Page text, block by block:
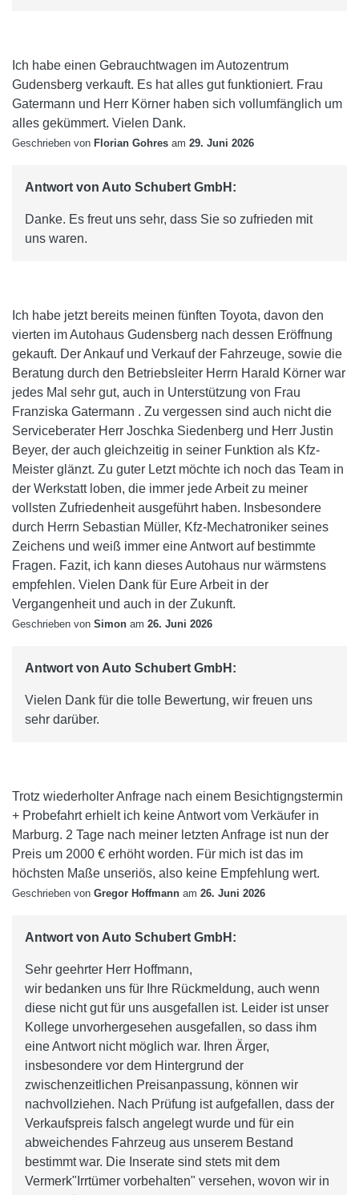
Ich habe einen Gebrauchtwagen im Autozentrum
Gudensberg verkauft. Es hat alles gut funktioniert. Frau
Gatermann und Herr Körner haben sich vollumfänglich um
alles gekümmert. Vielen Dank.
Geschrieben von Florian Gohres am 29. Juni 2026
Antwort von Auto Schubert GmbH:
Danke. Es freut uns sehr, dass Sie so zufrieden mit
uns waren.
Ich habe jetzt bereits meinen fünften Toyota, davon den
vierten im Autohaus Gudensberg nach dessen Eröffnung
gekauft. Der Ankauf und Verkauf der Fahrzeuge, sowie die
Beratung durch den Betriebsleiter Herrn Harald Körner war
jedes Mal sehr gut, auch in Unterstützung von Frau
Franziska Gatermann . Zu vergessen sind auch nicht die
Serviceberater Herr Joschka Siedenberg und Herr Justin
Beyer, der auch gleichzeitig in seiner Funktion als Kfz-
Meister glänzt. Zu guter Letzt möchte ich noch das Team in
der Werkstatt loben, die immer jede Arbeit zu meiner
vollsten Zufriedenheit ausgeführt haben. Insbesondere
durch Herrn Sebastian Müller, Kfz-Mechatroniker seines
Zeichens und weiß immer eine Antwort auf bestimmte
Fragen. Fazit, ich kann dieses Autohaus nur wärmstens
empfehlen. Vielen Dank für Eure Arbeit in der
Vergangenheit und auch in der Zukunft.
Geschrieben von Simon am 26. Juni 2026
Antwort von Auto Schubert GmbH:
Vielen Dank für die tolle Bewertung, wir freuen uns
sehr darüber.
Trotz wiederholter Anfrage nach einem Besichtigngstermin
+ Probefahrt erhielt ich keine Antwort vom Verkäufer in
Marburg. 2 Tage nach meiner letzten Anfrage ist nun der
Preis um 2000 € erhöht worden. Für mich ist das im
höchsten Maße unseriös, also keine Empfehlung wert.
Geschrieben von Gregor Hoffmann am 26. Juni 2026
Antwort von Auto Schubert GmbH:
Sehr geehrter Herr Hoffmann,
wir bedanken uns für Ihre Rückmeldung, auch wenn
diese nicht gut für uns ausgefallen ist. Leider ist unser
Kollege unvorhergesehen ausgefallen, so dass ihm
eine Antwort nicht möglich war. Ihren Ärger,
insbesondere vor dem Hintergrund der
zwischenzeitlichen Preisanpassung, können wir
nachvollziehen. Nach Prüfung ist aufgefallen, dass der
Verkaufspreis falsch angelegt wurde und für ein
abweichendes Fahrzeug aus unserem Bestand
bestimmt war. Die Inserate sind stets mit dem
Vermerk"Irrtümer vorbehalten" versehen, wovon wir in